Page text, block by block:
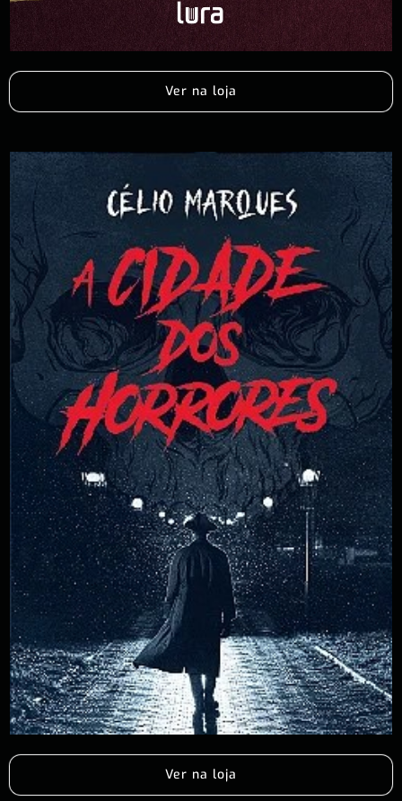
Ver na loja
Ver na loja